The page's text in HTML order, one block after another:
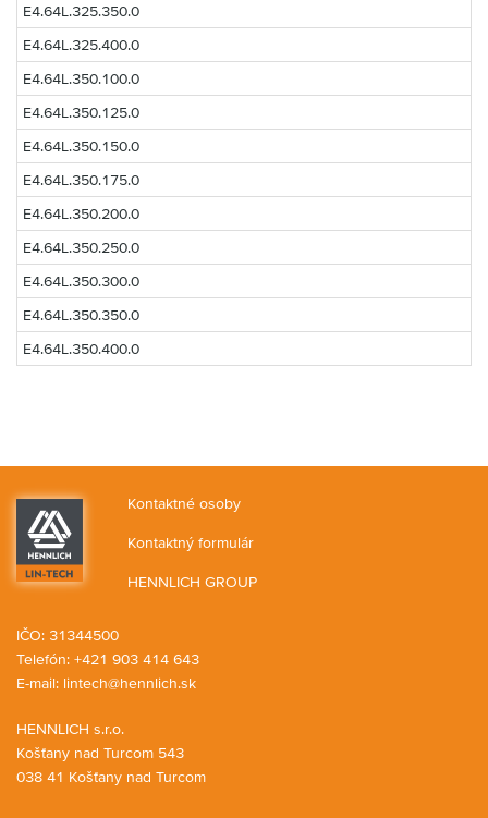
E4.64L.325.350.0
E4.64L.325.400.0
E4.64L.350.100.0
E4.64L.350.125.0
E4.64L.350.150.0
E4.64L.350.175.0
E4.64L.350.200.0
E4.64L.350.250.0
E4.64L.350.300.0
E4.64L.350.350.0
E4.64L.350.400.0
Kontaktné osoby
Kontaktný formulár
HENNLICH GROUP
HENNLICH s.r.o.
Košťany nad Turcom 543
038 41 Košťany nad Turcom
IČO: 31344500
Telefón: +421 903 414 643
E-mail: lintech@hennlich.sk